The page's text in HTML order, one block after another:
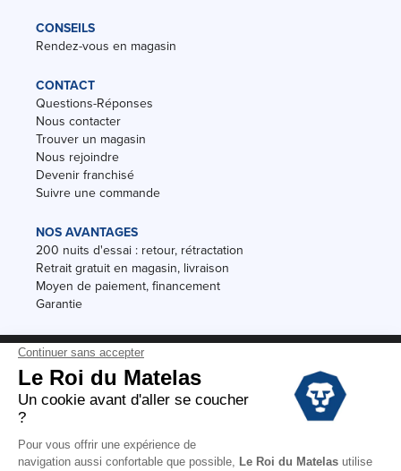
CONSEILS
Rendez-vous en magasin
CONTACT
Questions-Réponses
Nous contacter
Trouver un magasin
Nous rejoindre
Devenir franchisé
Suivre une commande
NOS AVANTAGES
200 nuits d'essai : retour, rétractation
Retrait gratuit en magasin, livraison
Moyen de paiement, financement
Garantie
Conditions des offres
Black Friday
Destockage